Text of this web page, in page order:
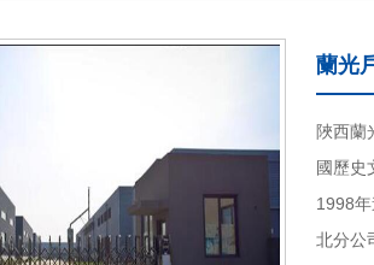
蘭光
陜西蘭
國歷史
1998
北分公